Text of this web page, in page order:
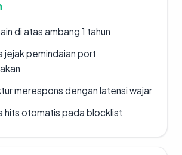
di atas ambang 1 tahun
jejak pemindaian port
merespons dengan latensi wajar
hits otomatis pada blocklist